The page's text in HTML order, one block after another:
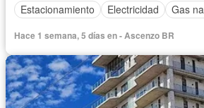
Estacionamiento
Electricidad Gas
Hace 1 semana, 5 días en - Ascenzo BR